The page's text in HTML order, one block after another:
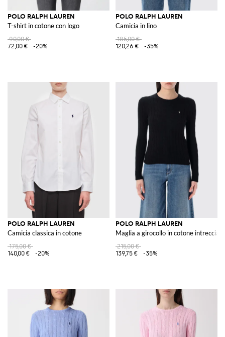
POLO RALPH LAUREN
T-shirt in cotone con logo
90,00 €
72,00 €
-20%
POLO RALPH LAUREN
Camicia in lino
185,00 €
120,26 €
-35%
POLO RALPH LAUREN
Camicia classica in cotone
175,00 €
140,00 €
-20%
POLO RALPH LAUREN
Maglia a girocollo in cotone
215,00 €
139,75 €
-35%